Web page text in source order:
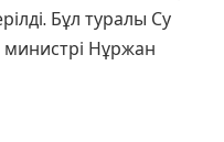
Бұл туралы Су
Нұржан